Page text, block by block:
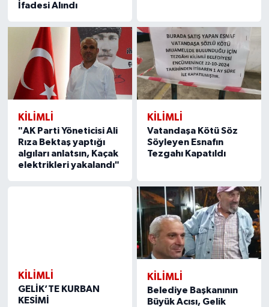
İfadesi Alındı
KILIMLI
"AK Parti Yöneticisi Ali
Rıza Bektaş yaptığı
algıları anlatsın, Kaçak
elektrikleri yakalandı"
KILIMLI
Vatandaşa Kötü Söz
Söyleyen Esnafın
Tezgahı Kapatıldı
KILIMLI
GELİK’TE KURBAN
KESİMİ
KILIMLI
Belediye Başkanının
Büyük Acısı, Gelik